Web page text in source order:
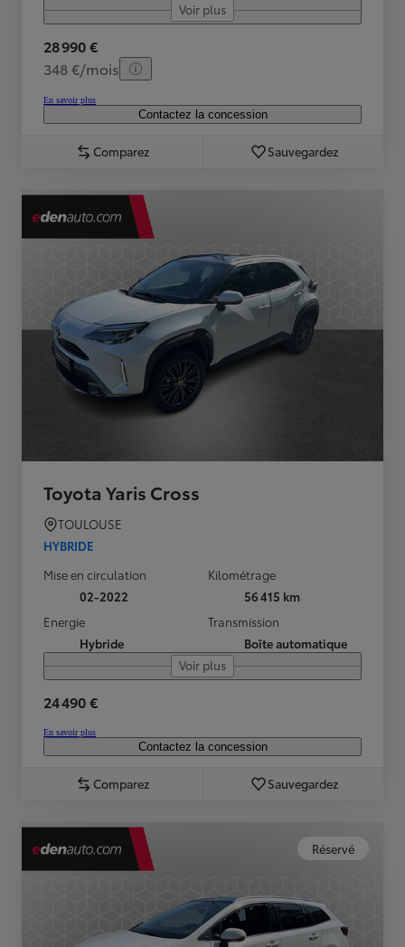
Voir plus
28 990 €
348 €/mois
En savoir plus
Contactez la concession
Comparez Sauvegardez
Toyota Yaris Cross
TOULOUSE
HYBRIDE
Mise en circulation
02-2022
Kilométrage
56 415 km
Energie
Hybride
Transmission
Boîte automatique
Voir plus
24 490 €
En savoir plus
Contactez la concession
Comparez Sauvegardez
Réservé